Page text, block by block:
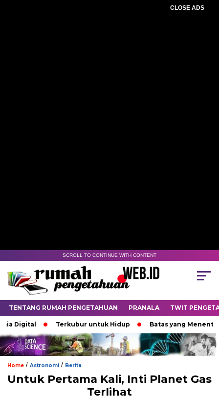
CLOSE ADS
SCROLL TO CONTINUE WITH CONTENT
TENTANG RUMAH PENGETAHUAN PRANALA TWIT
Terkubur untuk Hidup Batas yang Menentukan
Home / Astronomi / Berita
Untuk Pertama Kali, Inti Planet Gas
Terlihat